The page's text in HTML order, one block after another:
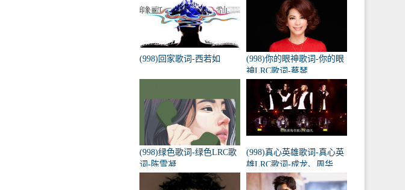
(998)回家歌词-西若如
(998)你的眼神歌词-你的眼
神LRC歌词-蔡琴
(998)绿色歌词-绿色LRC歌
词-陈雪凝
(998)真心英雄歌词-真心英
雄LRC歌词-成龙、周华
健、黄耀明、李宗盛